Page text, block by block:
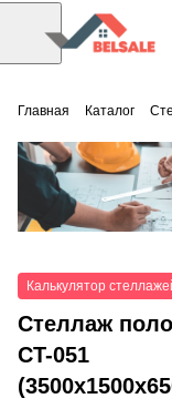
Главная Каталог
Калькулятор
Стеллаж
СT-051